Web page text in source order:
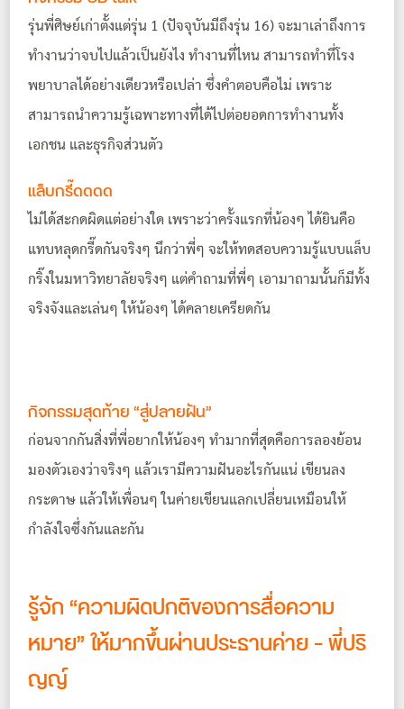
รุ่นพี่ศิษย์เก่าตั้งแต่รุ่น 1 (ปัจจุบันมีถึงรุ่น 16) จะมาเล่าถึงการ
ทำงานว่าจบไปแล้วเป็นยังไง ทำงานที่ไหน สามารถทำที่โรง
พยาบาลได้อย่างเดียวหรือเปล่า ซึ่งคำตอบคือไม่ เพราะ
สามารถนำความรู้เฉพาะทางที่ได้ไปต่อยอดการทำงานทั้ง
เอกชน และธุรกิจส่วนตัว
แล็บกรี๊ดดดด
ไม่ได้สะกดผิดแต่อย่างใด เพราะว่าครั้งแรกที่น้องๆ ได้ยินคือ
แทบหลุดกรี๊ดกันจริงๆ นึกว่าพี่ๆ จะให้ทดสอบความรู้แบบแล็บ
กริ๊งในมหาวิทยาลัยจริงๆ แต่คำถามที่พี่ๆ เอามาถามนั้นก็มีทั้ง
จริงจังและเล่นๆ ให้น้องๆ ได้คลายเครียดกัน
กิจกรรมสุดท้าย “สู่ปลายฝัน”
ก่อนจากกันสิ่งที่พี่อยากให้น้องๆ ทำมากที่สุดคือการลองย้อน
มองตัวเองว่าจริงๆ แล้วเรามีความฝันอะไรกันแน่ เขียนลง
กระดาษ แล้วให้เพื่อนๆ ในค่ายเขียนแลกเปลี่ยนเหมือนให้
กำลังใจซึ่งกันและกัน
รู้จัก “ความผิดปกติของการสื่อความ
หมาย” ให้มากขึ้นผ่านประธานค่าย – พี่ปริ
ญญ์